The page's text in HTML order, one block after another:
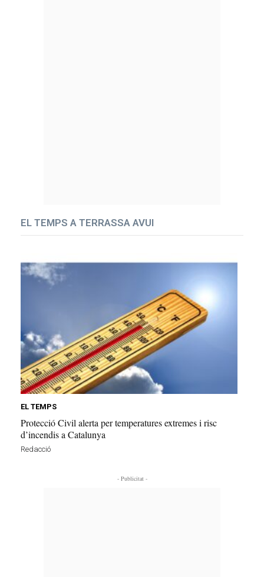
EL TEMPS A TERRASSA AVUI
EL TEMPS
Protecció Civil alerta per temperatures extremes i risc
d’incendis a Catalunya
Redacció
- Publicitat -